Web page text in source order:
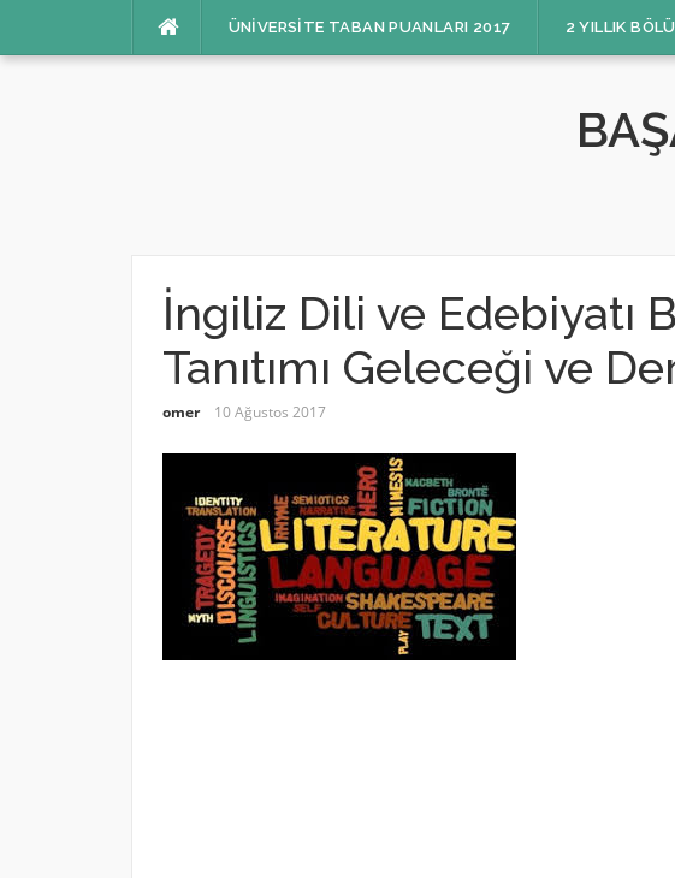
ÜNIVERSITE TABAN PUANLARI 2017 2 YILLIK
İngiliz Dili ve Edebiyatı
Tanıtımı Geleceği ve
omer 10 Ağustos 2017